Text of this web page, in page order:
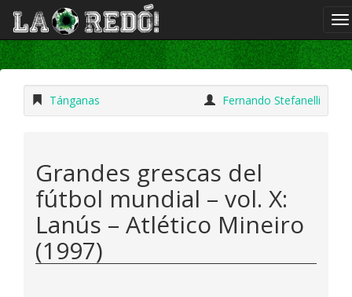
Tánganas Fernando Stefanelli
Grandes grescas del
fútbol mundial – vol. X:
Lanús – Atlético Mineiro
(1997)